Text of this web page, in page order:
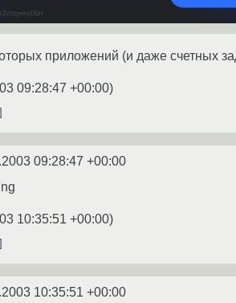
приложений (и даже счетных
09:28:47 +00:00)
09:28:47 +00:00
10:35:51 +00:00)
10:35:51 +00:00